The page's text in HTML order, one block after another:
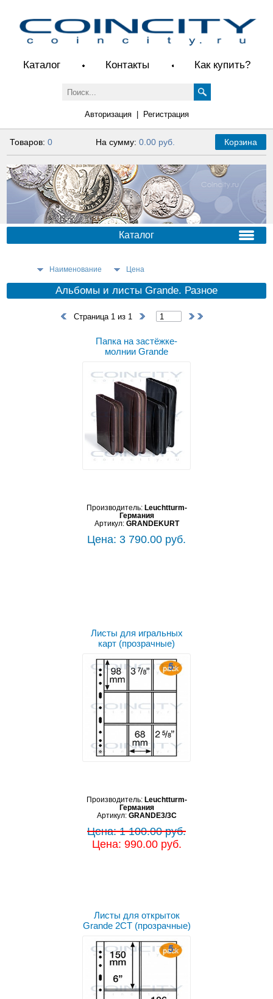
Каталог Контакты Как купить?
Авторизация| Регистрация
Товаров:0 На сумму: 0.00 руб. Корзина
Каталог
Наименование Цена
Альбомы и листы Grande. Разное
Страница 1 из 1
Папка на застёжке-
молнии Grande
Производитель: Leuchtturm-
Германия
Артикул: GRANDEKURT
Цена: 3 790.00 руб.
Листы для игральных
карт (прозрачные)
Производитель: Leuchtturm-
Германия
Артикул: GRANDE3/3C
Цена: 1 100.00 руб.
Цена: 990.00 руб.
Листы для открыток
Grande 2CT (прозрачные)